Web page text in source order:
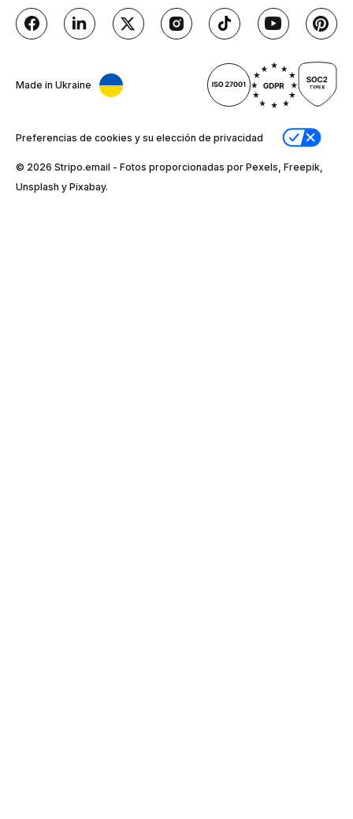
Made in Ukraine
Preferencias de cookies y su elección de privacidad
© 2026 Stripо.email - Fotos proporcionadas por Pexels, Freepik,
Unsplash y Pixabay.